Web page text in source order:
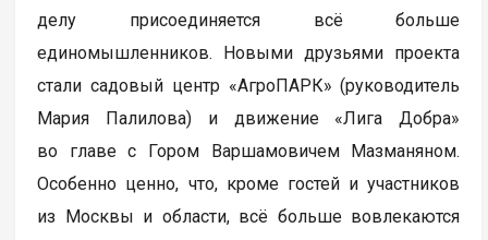
делу присоединяется всё больше
единомышленников. Новыми друзьями проекта
стали садовый центр «АгроПАРК» (руководитель
Мария Палилова) и движение «Лига Добра»
во главе с Гором Варшамовичем Мазманяном.
Особенно ценно, что, кроме гостей и участников
из Москвы и области, всё больше вовлекаются